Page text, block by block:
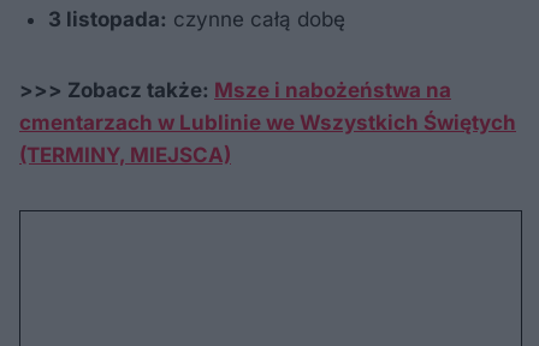
3 listopada: czynne całą dobę
>>> Zobacz także: Msze i nabożeństwa na
cmentarzach w Lublinie we Wszystkich Świętych
(TERMINY, MIEJSCA)